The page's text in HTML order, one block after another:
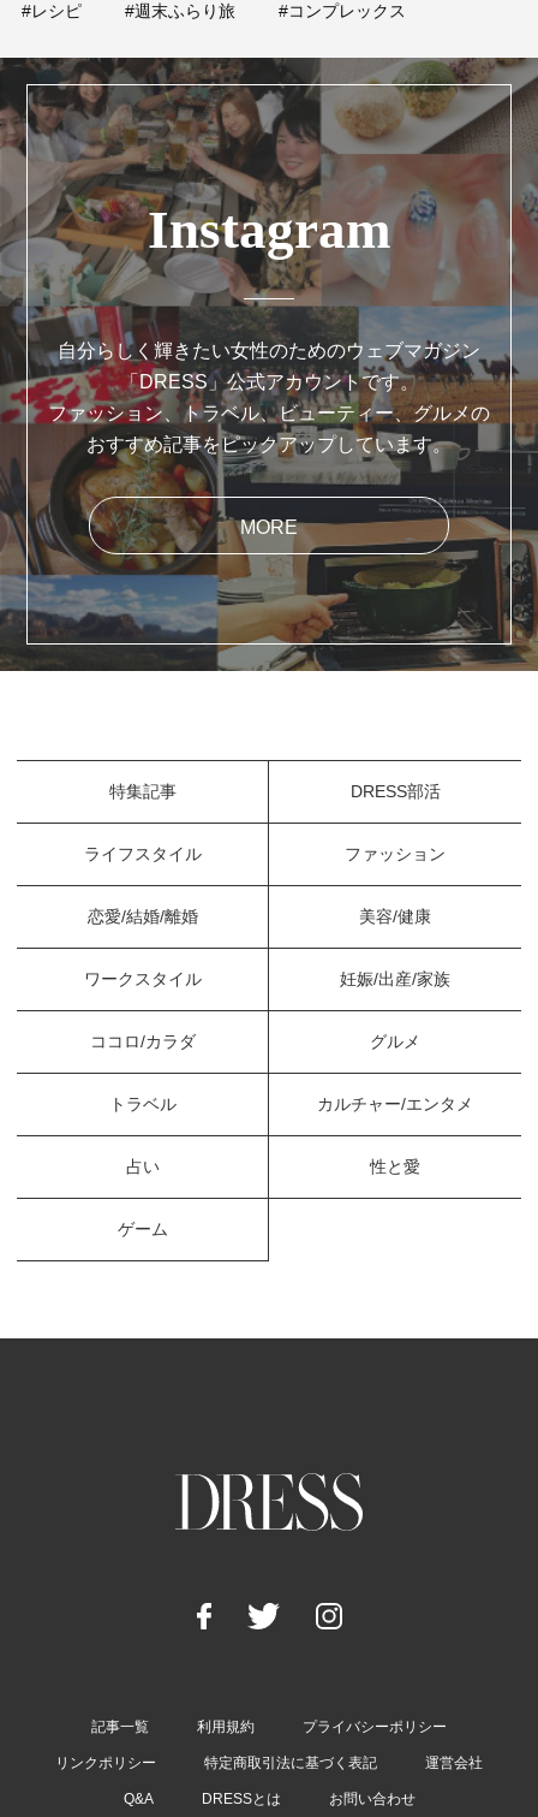
#レシピ #週末ふらり旅 #コンプレックス
Instagram
自分らしく輝きたい女性のためのウェブマガジン
「DRESS」公式アカウントです。
ファッション、トラベル、ビューティー、グルメの
おすすめ記事をピックアップしています。
MORE
特集記事 DRESS部活
ライフスタイル ファッション
恋愛/結婚/離婚 美容/健康
ワークスタイル 妊娠/出産/家族
ココロ/カラダ グルメ
トラベル カルチャー/エンタメ
占い 性と愛
ゲーム
記事一覧 利用規約 プライバシーポリシー
リンクポリシー 特定商取引法に基づく表記 運営会社
Q&A DRESSとは お問い合わせ